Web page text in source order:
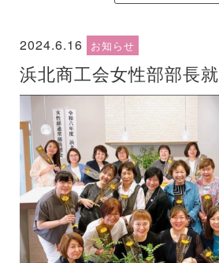
2024.6.16 お知らせ
浜北商工会女性部部長